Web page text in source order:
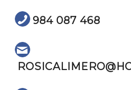
984 087 468